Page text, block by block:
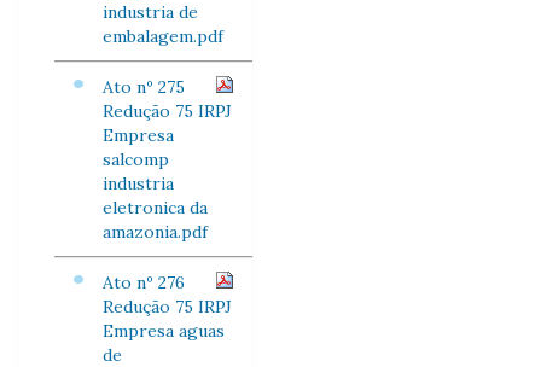
industria de
embalagem.pdf
Ato nº 275
Redução 75 IRPJ
Empresa
salcomp
industria
eletronica da
amazonia.pdf
Ato nº 276
Redução 75 IRPJ
Empresa aguas
de